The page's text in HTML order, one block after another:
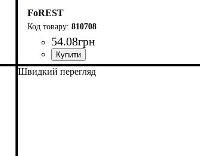
FoREST
810708
54.08грн
Швидкий перегляд